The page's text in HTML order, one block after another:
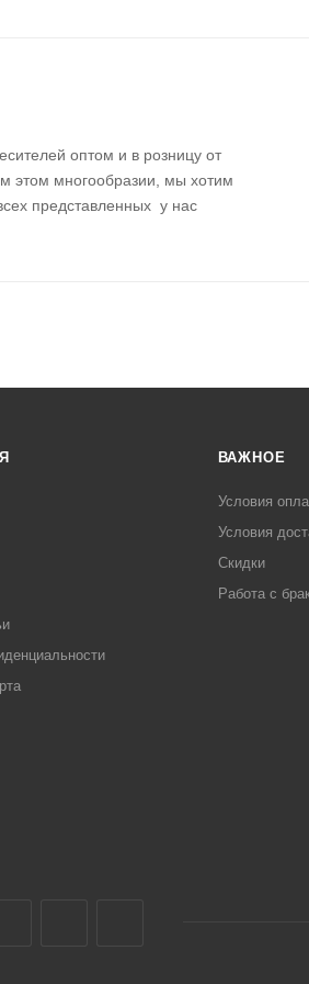
оптом и в розницу от
этом многообразии, мы хотим
представленных у нас
ВАЖНОЕ
Условия
Условия
Скидки
Работа с